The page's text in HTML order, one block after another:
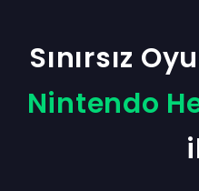
Sınırsız
Nintendo